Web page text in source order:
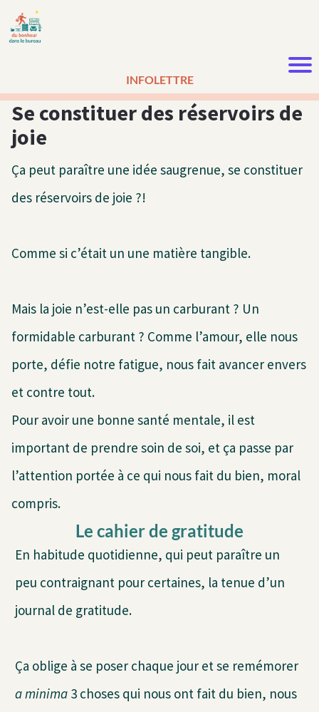
INFOLETTRE
Se constituer des réservoirs de
joie
Ça peut paraître une idée saugrenue, se constituer
des réservoirs de joie ?!
Comme si c’était un une matière tangible.
Mais la joie n’est-elle pas un carburant ? Un
formidable carburant ? Comme l’amour, elle nous
porte, défie notre fatigue, nous fait avancer envers
et contre tout.
Pour avoir une bonne santé mentale, il est
important de prendre soin de soi, et ça passe par
l’attention portée à ce qui nous fait du bien, moral
compris.
Le cahier de gratitude
En habitude quotidienne, qui peut paraître un
peu contraignant pour certaines, la tenue d’un
journal de gratitude.
Ça oblige à se poser chaque jour et se remémorer
a minima 3 choses qui nous ont fait du bien, nous